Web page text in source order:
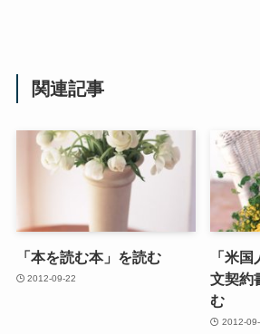
関連記事
「本を読む本」を読む
2012-09-22
「米
文契約
む
2012-